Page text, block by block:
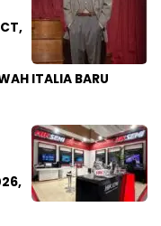
ITALIA BARU